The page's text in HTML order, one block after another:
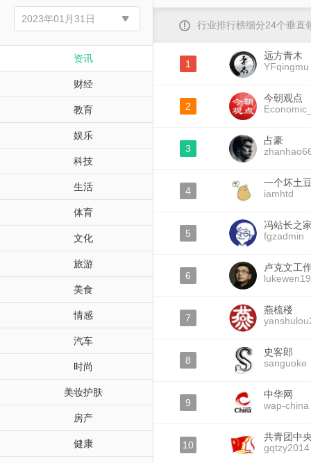
资讯
财经
教育
娱乐
科技
生活
体育
文化
旅游
美食
情感
汽车
时尚
美妆护肤
房产
健康
行业排行榜细分24个垂直
1
远方青木
YFqingmu
2
今朝观点
3
占豪
4
一个坏土
iamhtd
5
冯站长之
fgzadmin
6
卢克文工
7
燕梳楼
8
史客郎
sanguoke
9
中华网
wap-china
10
共青团中
gqtzy2014